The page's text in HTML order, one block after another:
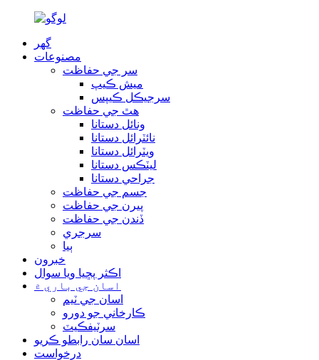
گھر
مصنوعات
سر جي حفاظت
ميش ڪيپ
سرجيڪل ڪيپس
هٿ جي حفاظت
ونائل دستانا
نائٽرائل دستانا
ويٽرائل دستانا
ليٽڪس دستانا
جراحي دستانا
جسم جي حفاظت
پيرن جي حفاظت
ڏندن جي حفاظت
سرجري
ٻيا
خبرون
اڪثر پڇيا ويا سوال
اسان جي باري ۾
اسان جي ٽيم
ڪارخاني جو دورو
سرٽيفڪيٽ
اسان سان رابطو ڪريو
درخواست